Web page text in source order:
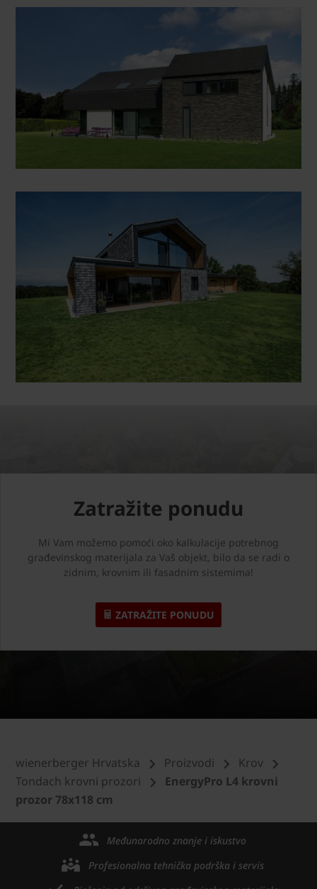
Zatražite ponudu
Mi Vam možemo pomoći oko kalkulacije potrebnog
građevinskog materijala za Vaš objekt, bilo da se radi o
zidnim, krovnim ili fasadnim sistemima!
ZATRAŽITE PONUDU
wienerberger Hrvatska Proizvodi
Krov
Tondach krovni prozori
EnergyPro L4 krovni
prozor 78x118 cm
Međunarodno znanje i iskustvo
Profesionalna tehnička podrška i servis